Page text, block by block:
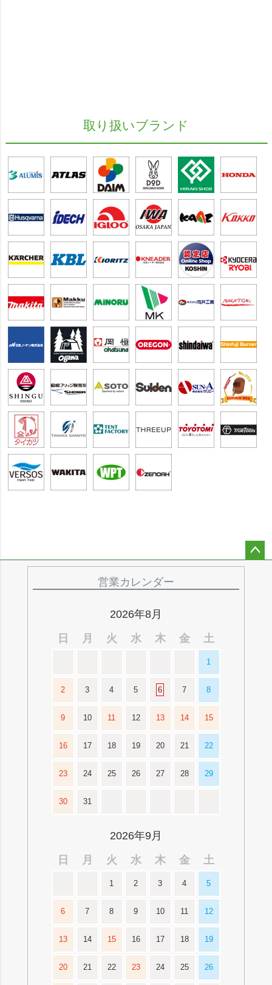
取り扱いブランド
営業カレンダー
2026年8月
日
月 火 水 木 金 土
1
2 3 4 5 6 7 8
9 10 11 12 13 14 15
16 17 18 19 20 21 22
23 24 25 26 27 28 29
30 31
2026年9月
日
月 火 水 木 金 土
1 2 3 4 5
6 7 8 9 10 11 12
13 14 15 16 17 18 19
20 21 22 23 24 25 26